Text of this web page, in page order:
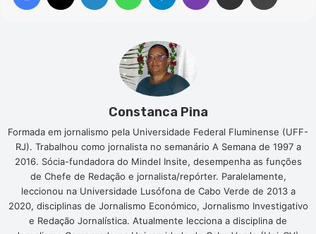
Constanca Pina
Formada em jornalismo pela Universidade Federal Fluminense (UFF-
RJ). Trabalhou como jornalista no semanário A Semana de 1997 a
2016. Sócia-fundadora do Mindel Insite, desempenha as funções
de Chefe de Redação e jornalista/repórter. Paralelamente,
leccionou na Universidade Lusófona de Cabo Verde de 2013 a
2020, disciplinas de Jornalismo Económico, Jornalismo Investigativo
e Redação Jornalística. Atualmente lecciona a disciplina de